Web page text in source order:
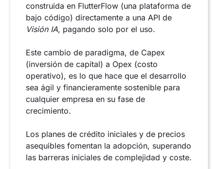
construida en FlutterFlow (una plataforma de
bajo código) directamente a una API de
Visión IA, pagando solo por el uso.
Este cambio de paradigma, de Capex
(inversión de capital) a Opex (costo
operativo), es lo que hace que el desarrollo
sea ágil y financieramente sostenible para
cualquier empresa en su fase de
crecimiento.
Los planes de crédito iniciales y de precios
asequibles fomentan la adopción, superando
las barreras iniciales de complejidad y coste.